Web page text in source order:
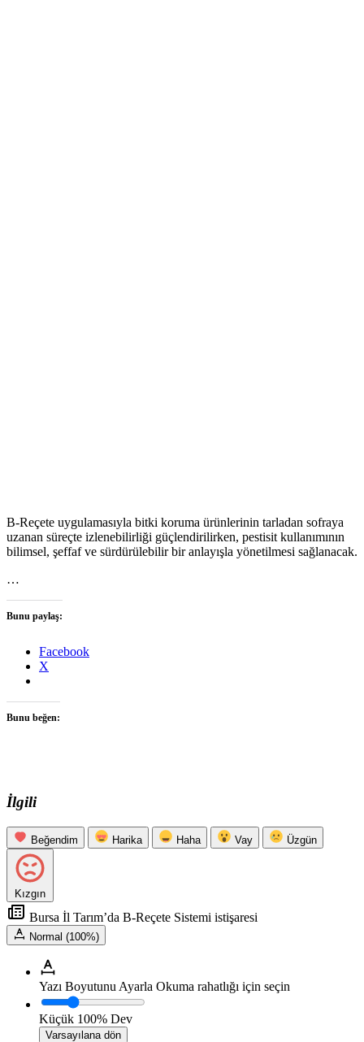
B-Reçete uygulamasıyla bitki koruma ürünlerinin tarladan sofraya
uzanan süreçte izlenebilirliği güçlendirilirken, pestisit kullanımının
bilimsel, şeffaf ve sürdürülebilir bir anlayışla yönetilmesi sağlanacak.
…
Bunu paylaş:
Facebook
X
Bunu beğen:
İlgili
Beğendim Harika Haha Vay Üzgün
Kızgın
Bursa İl Tarım’da B-Reçete Sistemi istişaresi
Normal (100%)
Yazı Boyutunu Ayarla Okuma rahatlığı için seçin
Küçük 100% Dev
Varsayılana dön